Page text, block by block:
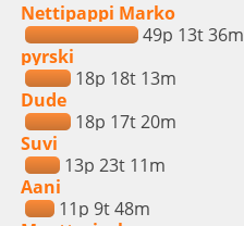
Nettipappi Marko
49p 13t 36m
pyrski
18p 18t 13m
Dude
18p 17t 20m
Suvi
13p 23t 11m
Aani
11p 9t 48m